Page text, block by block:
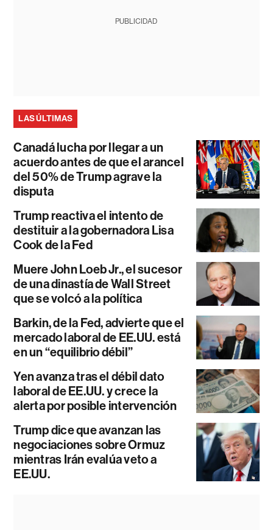
PUBLICIDAD
LAS ÚLTIMAS
Canadá lucha por llegar a un
acuerdo antes de que el arancel
del 50% de Trump agrave la
disputa
Trump reactiva el intento de
destituir a la gobernadora Lisa
Cook de la Fed
Muere John Loeb Jr., el sucesor
de una dinastía de Wall Street
que se volcó a la política
Barkin, de la Fed, advierte que el
mercado laboral de EE.UU. está
en un “equilibrio débil”
Yen avanza tras el débil dato
laboral de EE.UU. y crece la
alerta por posible intervención
Trump dice que avanzan las
negociaciones sobre Ormuz
mientras Irán evalúa veto a
EE.UU.